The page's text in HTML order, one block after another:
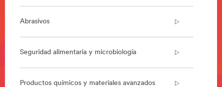
url**
/3M/es_PE/electrodomesticos/
***
Abrasivos
Seguridad alimentaria y microbiología
Productos químicos y materiales avanzados